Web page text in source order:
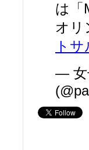
は「
オリ
トサ
— 女